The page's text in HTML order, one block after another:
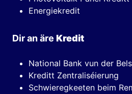
Energiekredit
Dir an äre Kredit
National Bank vun der
Kreditt Zentraliséierung
Schwieregkeeten beim